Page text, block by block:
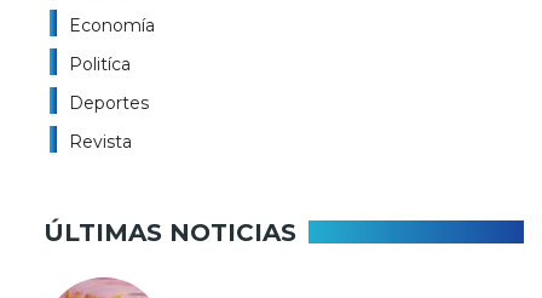
Economía
Politíca
Deportes
Revista
ÚLTIMAS NOTICIAS